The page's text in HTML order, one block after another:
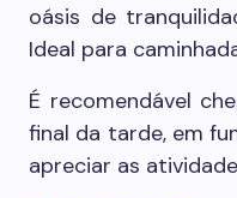
oásis de
Ideal para
É recomendável
final da tarde, em
apreciar as